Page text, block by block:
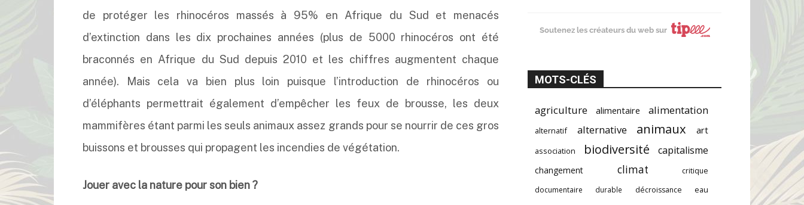
de protéger les rhinocéros massés à 95% en Afrique du Sud et menacés
d’extinction dans les dix prochaines années (plus de 5000 rhinocéros ont été
braconnés en Afrique du Sud depuis 2010 et les chiffres augmentent chaque
année). Mais cela va bien plus loin puisque l’introduction de rhinocéros ou
d’éléphants permettrait également d’empêcher les feux de brousse, les deux
mammifères étant parmi les seuls animaux assez grands pour se nourrir de ces gros
buissons et brousses qui propagent les incendies de végétation.
Jouer avec la nature pour son bien ?
Soutenez les créateurs du web sur
MOTS-CLÉS
agriculture alimentaire alimentation
alternatif alternative animaux art
association biodiversité capitalisme
changement climat
critique
documentaire
durable décroissance eau